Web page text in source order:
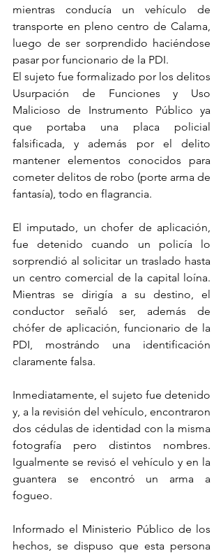
mientras conducía un vehículo de
transporte en pleno centro de Calama,
luego de ser sorprendido haciéndose
pasar por funcionario de la PDI.
El sujeto fue formalizado por los delitos
Usurpación de Funciones y Uso
Malicioso de Instrumento Público ya
que portaba una placa policial
falsificada, y además por el delito
mantener elementos conocidos para
cometer delitos de robo (porte arma de
fantasía), todo en flagrancia.
El imputado, un chofer de aplicación,
fue detenido cuando un policía lo
sorprendió al solicitar un traslado hasta
un centro comercial de la capital loína.
Mientras se dirigía a su destino, el
conductor señaló ser, además de
chófer de aplicación, funcionario de la
PDI, mostrándo una identificación
claramente falsa.
Inmediatamente, el sujeto fue detenido
y, a la revisión del vehículo, encontraron
dos cédulas de identidad con la misma
fotografía pero distintos nombres.
Igualmente se revisó el vehículo y en la
guantera se encontró un arma a
fogueo.
Informado el Ministerio Público de los
hechos, se dispuso que esta persona